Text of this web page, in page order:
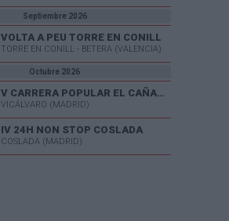
Septiembre 2026
VOLTA A PEU TORRE EN CONILL
TORRE EN CONILL - BETERA (VALENCIA)
Octubre 2026
V CARRERA POPULAR EL CAÑAVERAL
VICÁLVARO (MADRID)
IV 24H NON STOP COSLADA
COSLADA (MADRID)